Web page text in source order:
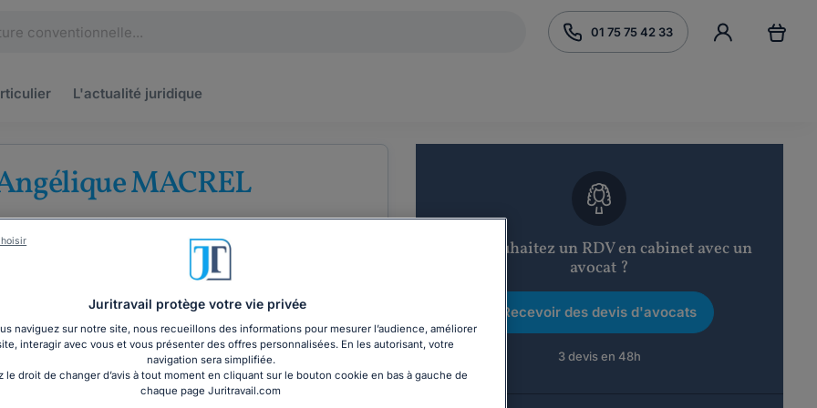
01 75 75 42 33
L'actualité juridique
MACREL
barreau de Rouen
COORDONNÉES
Vous souhaitez un RDV en cabinet avec un
avocat ?
Recevoir des devis d'avocats
3 devis en 48h
Juritravail protège votre vie privée
naviguez sur notre site, nous recueillons des informations pour mesurer l’audience, améliorer
interagir avec vous et vous présenter des offres personnalisées. En les autorisant, votre
navigation sera simplifiée.
le droit de changer d’avis à tout moment en cliquant sur le bouton cookie en bas à gauche de
chaque page Juritravail.com